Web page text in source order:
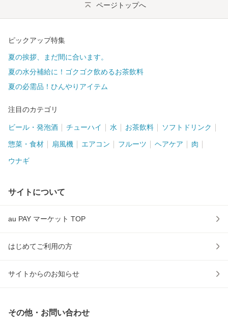
ページトップへ
ピックアップ特集
夏の挨拶、まだ間に合います。
夏の水分補給に！ゴクゴク飲めるお茶飲料
夏の必需品！ひんやりアイテム
注目のカテゴリ
ビール・発泡酒 チューハイ 水 お茶飲料 ソフトドリンク
惣菜・食材 扇風機 エアコン フルーツ ヘアケア 肉
ウナギ
サイトについて
au PAY マーケット TOP
はじめてご利用の方
サイトからのお知らせ
その他・お問い合わせ